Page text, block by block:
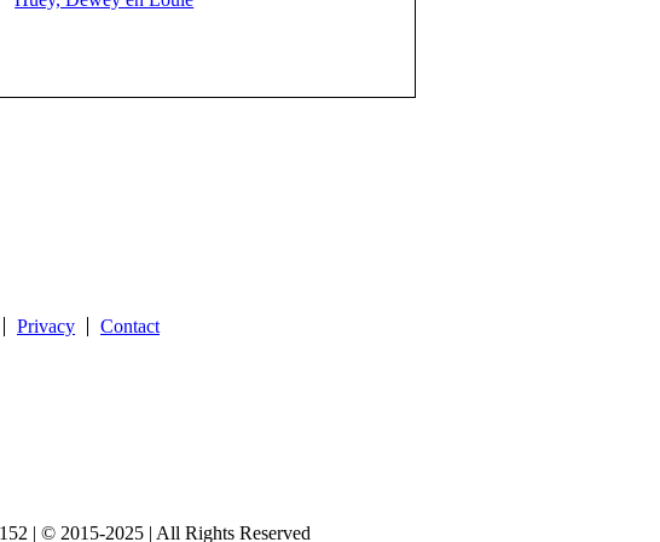
Privacy Contact
| © 2015-2025 | All Rights Reserved